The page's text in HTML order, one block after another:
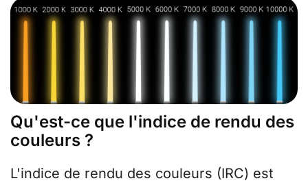
Qu'est-ce que l'indice de rendu des
couleurs ?
L'indice de rendu des couleurs (IRC) est